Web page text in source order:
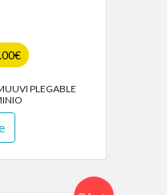
PLEGABLE